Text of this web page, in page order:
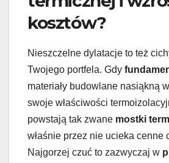
kosztów?
Nieszczelne dylatacje to też
Twojego portfela. Gdy
materiały budowlane nasiąkną
swoje właściwości
powstają tak zwane mostki
właśnie przez nie ucieka cenne
Najgorzej czuć to zazwyczaj w